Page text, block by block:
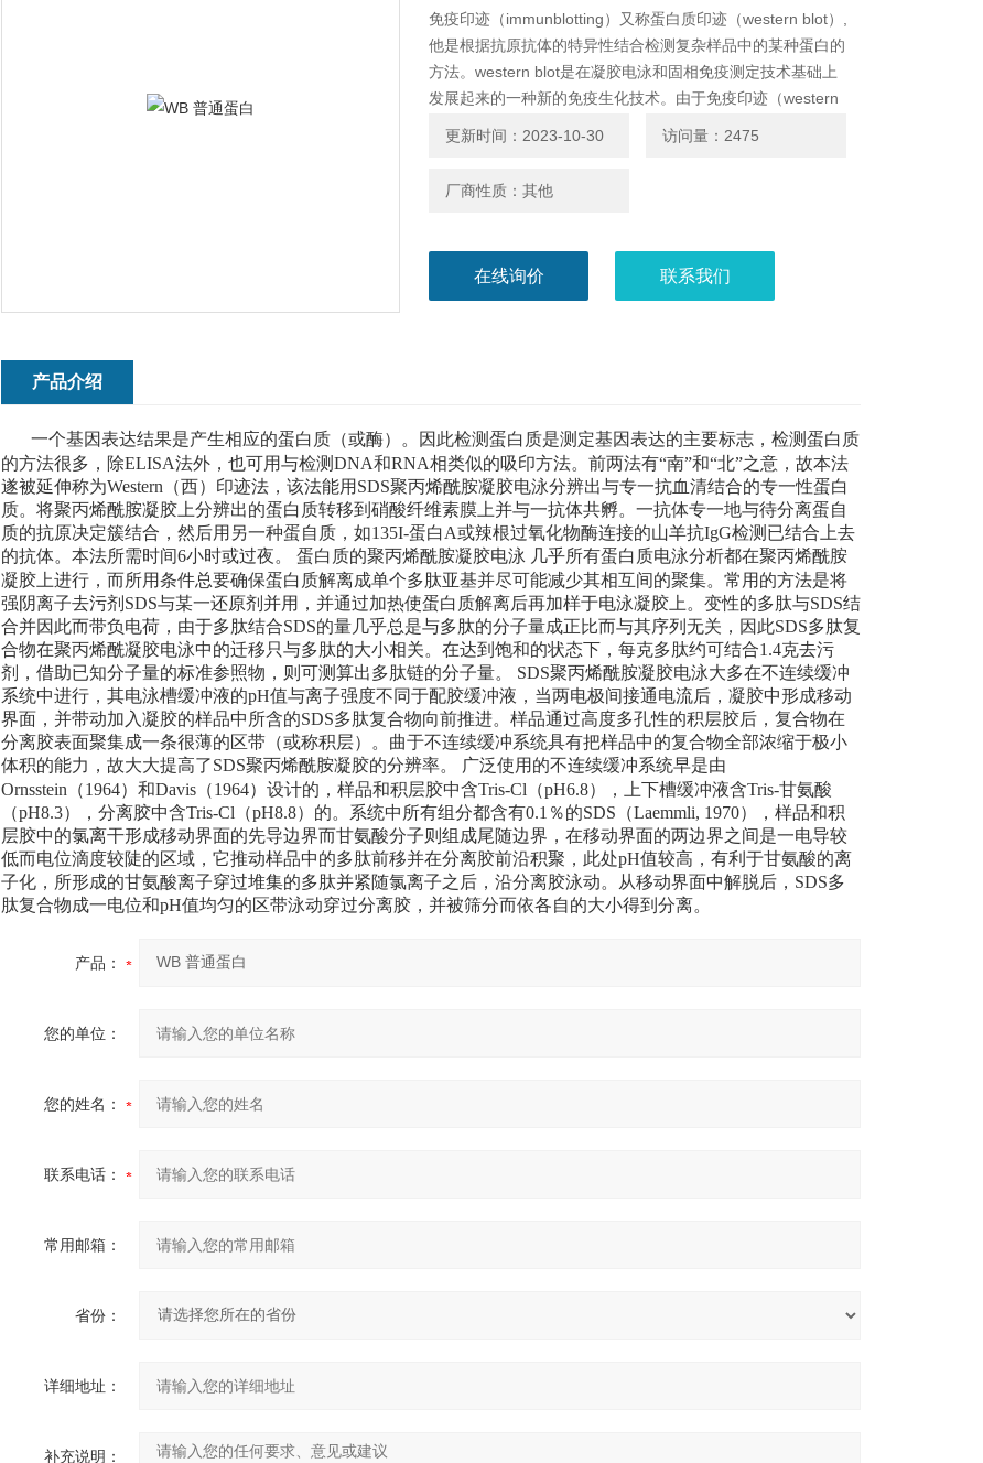
免疫印迹（immunblotting）又称蛋白质印迹（western blot）,
他是根据抗原抗体的特异性结合检测复杂样品中的某种蛋白的
方法。western blot是在凝胶电泳和固相免疫测定技术基础上
发展起来的一种新的免疫生化技术。由于免疫印迹（western
blot）具有SDS-PAGE的高分辨力和固相免疫测定的高特异性
更新时间：2023-10-30 访问量：2475
厂商性质：其他
在线询价 联系我们
产品介绍
一个基因表达结果是产生相应的蛋白质（或酶）。因此检测蛋白质是测定基因表达的主要标志，检测蛋白质
的方法很多，除ELISA法外，也可用与检测DNA和RNA相类似的吸印方法。前两法有“南”和“北”之意，故本法
遂被延伸称为Western （西）印迹法，该法能用 SDS聚丙烯酰胺凝胶电泳分辨出与专一抗血清结合的专一性蛋白
质。将聚丙烯酰胺凝胶上分辨出的蛋白质转移到硝酸纤维素膜上并与一抗体共孵。一抗体专一地与待分离蛋自
质的抗原决定簇结合，然后用另一种蛋自质，如135I-蛋白A或辣根过氧化物酶连接的山羊抗IgG检测已结合上去
的抗体。本法所需时间6小时或过夜。 蛋白质的聚丙烯酰胺凝胶电泳 几乎所有蛋白质电泳分析都在聚丙烯酰胺
凝胶上进行，而所用条件总要确保蛋白质解离成单个多肽亚基并尽可能减少其相互间的聚集。常用 的方法是将
强阴离子去污剂 SDS与某一还原剂并用，并通过加热使蛋白质解离后再加样于电泳凝胶上。变性的多肽与SDS结
合并因此而带负电荷，由于多肽结合SDS的量几乎总是与多肽的分子量成正比而与其序列无关，因此SDS多肽复
合物在聚丙烯酰凝胶电泳中的迁移只与多肽的大小相关。在达到饱和的状态下，每克多肽约可结合1.4克去污
剂，借助已知分子量的标准参照物，则可测算出多肽链的分子量。
SDS聚丙烯酰胺凝胶电泳大多在不连续缓冲
系统中进行，其电泳槽缓冲液的pH值与离子强度不同于配胶缓冲液，当两电极间接通电流后，凝胶中形成移动
界面，并带动加入凝胶的样品中所含的SDS多肽复合物向前推进。样品通过高度多孔性的积层胶后，复合物在
分离胶表面聚集成一条很薄的区带（或称积层）。曲于不连续缓冲系统具有把样品中的复合物全部浓缩于极小
体积的能力，故大大提高了SDS聚丙烯酰胺凝胶的分辨率。 广泛使用的不连续缓冲系统早是由
Ornsstein （1964）和Davis （1964）设计的，样品和积层胶中含Tris-Cl （pH6.8），上下槽缓冲液含Tris-甘氨酸
（pH8.3），分离胶中含Tris-Cl （pH8.8）的。系统中所有组分都含有0.1 ％的SDS （Laemmli, 1970），样品和积
层胶中的氯离干形成移动界面的先导边界而甘氨酸分子则组成尾随边界，在移动界面的两边界之间是一电导较
低而电位滴度较陡的区域，它推动样品中的多肽前移并在分离胶前沿积聚，此处pH值较高，有利于甘氨酸的离
子化，所形成的甘氨酸离子穿过堆集的多肽并紧随氯离子之后，沿分离胶泳动。从移动界面中解脱后， SDS多
肽复合物成一电位和pH值均匀的区带泳动穿过分离胶，并被筛分而依各自的大小得到分离。
产品：
您的单位：
您的姓名：
联系电话：
常用邮箱：
省份：
详细地址：
补充说明：